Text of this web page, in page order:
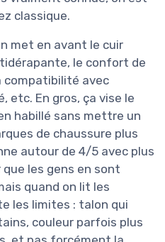
classique.
met en avant le cuir
le confort de
compatibilité avec
etc. En gros, ça vise le
habillé sans mettre un
de chaussure plus
autour de 4/5 avec plus
les gens en sont
quand on lit les
les limites : talon qui
couleur parfois plus